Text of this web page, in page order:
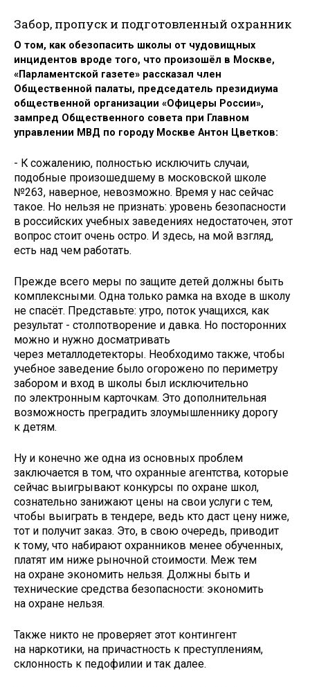
Забор, пропуск и подготовленный охранник
О том, как обезопасить школы от чудовищных
инцидентов вроде того, что произошёл в Москве,
«Парламентской газете» рассказал член
Общественной палаты, председатель президиума
общественной организации «Офицеры России»,
зампред Общественного совета при Главном
управлении МВД по городу Москве Антон Цветков:
- К сожалению, полностью исключить случаи,
подобные произошедшему в московской школе
№263, наверное, невозможно. Время у нас сейчас
такое. Но нельзя не признать: уровень безопасности
в российских учебных заведениях недостаточен, этот
вопрос стоит очень остро. И здесь, на мой взгляд,
есть над чем работать.
Прежде всего меры по защите детей должны быть
комплексными. Одна только рамка на входе в школу
не спасёт. Представьте: утро, поток учащихся, как
результат - столпотворение и давка. Но посторонних
можно и нужно досматривать
через металлодетекторы. Необходимо также, чтобы
учебное заведение было огорожено по периметру
забором и вход в школы был исключительно
по электронным карточкам. Это дополнительная
возможность преградить злоумышленнику дорогу
к детям.
Ну и конечно же одна из основных проблем
заключается в том, что охранные агентства, которые
сейчас выигрывают конкурсы по охране школ,
сознательно занижают цены на свои услуги с тем,
чтобы выиграть в тендере, ведь кто даст цену ниже,
тот и получит заказ. Это, в свою очередь, приводит
к тому, что набирают охранников менее обученных,
платят им ниже рыночной стоимости. Меж тем
на охране экономить нельзя. Должны быть и
технические средства безопасности: экономить
на охране нельзя.
Также никто не проверяет этот контингент
на наркотики, на причастность к преступлениям,
склонность к педофилии и так далее.